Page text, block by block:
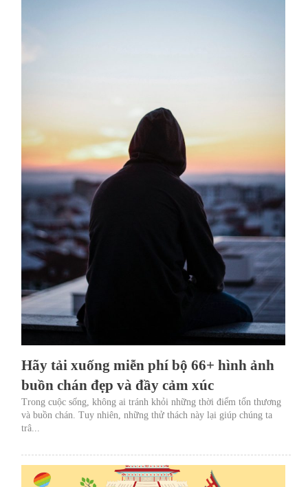
Hãy tải xuống miễn phí bộ 66+ hình ảnh
buồn chán đẹp và đầy cảm xúc
Trong cuộc sống, không ai tránh khỏi những thời điểm tổn thương
và buồn chán. Tuy nhiên, những thử thách này lại giúp chúng ta
trâ...